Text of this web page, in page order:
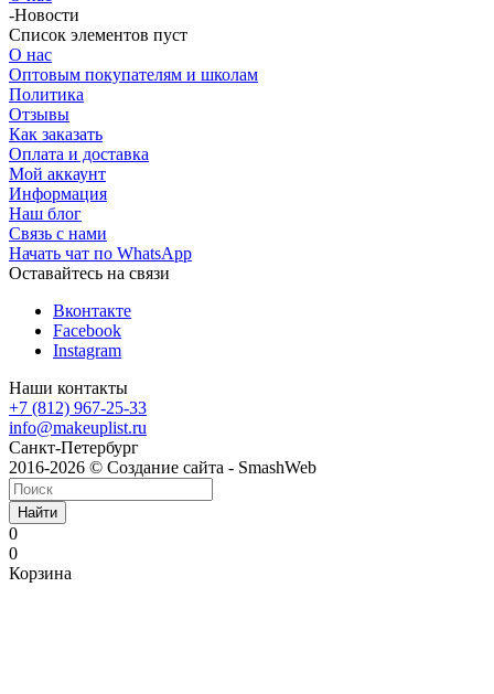
-Новости
Список элементов пуст
О нас
Оптовым покупателям и школам
Политика
Отзывы
Как заказать
Оплата и доставка
Мой аккаунт
Информация
Наш блог
Связь с нами
Начать чат по WhatsApp
Оставайтесь на связи
Вконтакте
Facebook
Instagram
Наши контакты
+7 (812) 967-25-33
info@makeuplist.ru
Санкт-Петербург
2016-2026 © Создание сайта - SmashWeb
Найти
0
0
Корзина